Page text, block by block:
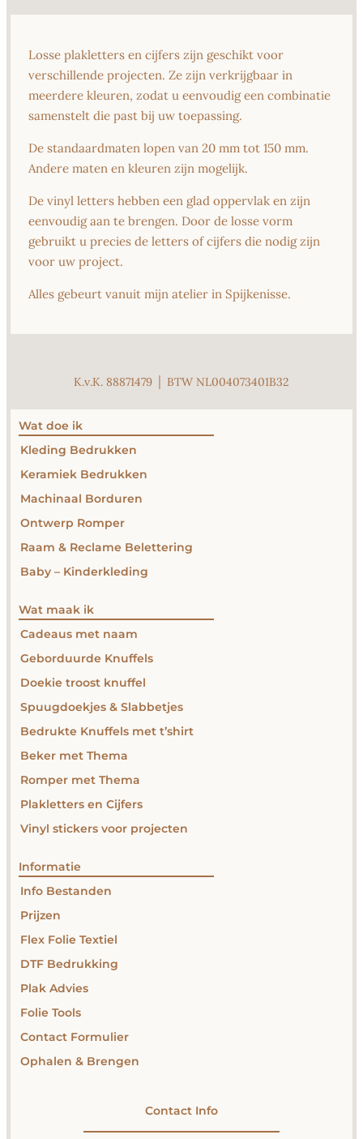
Losse plakletters en cijfers zijn geschikt voor
verschillende projecten. Ze zijn verkrijgbaar in
meerdere kleuren, zodat u eenvoudig een combinatie
samenstelt die past bij uw toepassing.
De standaardmaten lopen van 20 mm tot 150 mm.
Andere maten en kleuren zijn mogelijk.
De vinyl letters hebben een glad oppervlak en zijn
eenvoudig aan te brengen. Door de losse vorm
gebruikt u precies de letters of cijfers die nodig zijn
voor uw project.
Alles gebeurt vanuit mijn atelier in Spijkenisse.
K.v.K. 88871479 │ BTW NL004073401B32
Wat doe ik
Kleding Bedrukken
Keramiek Bedrukken
Machinaal Borduren
Ontwerp Romper
Raam & Reclame Belettering
Baby – Kinderkleding
Wat maak ik
Cadeaus met naam
Geborduurde Knuffels
Doekie troost knuffel
Spuugdoekjes & Slabbetjes
Bedrukte Knuffels met t’shirt
Beker met Thema
Romper met Thema
Plakletters en Cijfers
Vinyl stickers voor projecten
Informatie
Info Bestanden
Prijzen
Flex Folie Textiel
DTF Bedrukking
Plak Advies
Folie Tools
Contact Formulier
Ophalen & Brengen
Contact Info